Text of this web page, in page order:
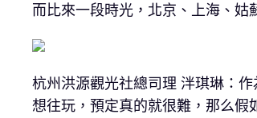
而比來一段時光，北京、上海、姑
杭州洪源觀光社總司理 泮琪琳：
想往玩，預定真的就很難，那么假